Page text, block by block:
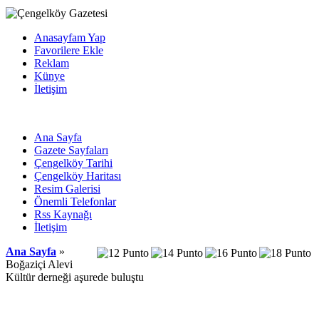
Anasayfam Yap
Favorilere Ekle
Reklam
Künye
İletişim
Ana Sayfa
Gazete Sayfaları
Çengelköy Tarihi
Çengelköy Haritası
Resim Galerisi
Önemli Telefonlar
Rss Kaynağı
İletişim
Ana Sayfa »
Boğaziçi Alevi
Kültür derneği aşurede buluştu